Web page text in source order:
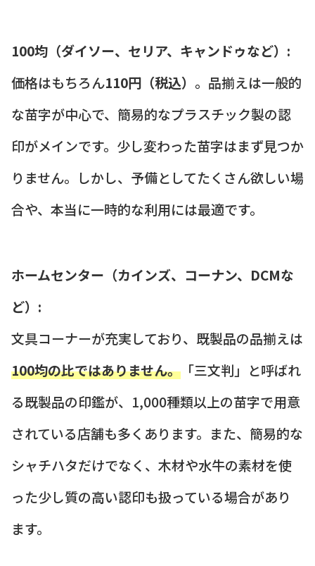
100均（ダイソー、セリア、キャンドゥなど）:
価格はもちろん110円（税込） 。品揃えは一般的
な苗字が中心で、簡易的なプラスチック製の認
印がメインです。少し変わった苗字はまず見つか
りません。しかし、予備としてたくさん欲しい場
合や、本当に一時的な利用には最適です。
ホームセンター（カインズ、コーナン、DCMな
ど）:
文具コーナーが充実しており、既製品の品揃えは
100均の比ではありません。 「三文判」と呼ばれ
る既製品の印鑑が、1,000種類以上の苗字で用意
されている店舗も多くあります。また、簡易的な
シャチハタだけでなく、木材や水牛の素材を使
った少し質の高い認印も扱っている場合があり
ます。